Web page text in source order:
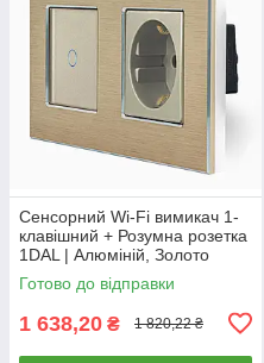
Сенсорний Wi-Fi вимикач 1-
клавішний + Розумна розетка
1DAL | Алюміній, Золото
(A157-GSW1G.WF-ST.WF.GD)
Готово до відправки
1 638,20 ₴ 1 820,22 ₴